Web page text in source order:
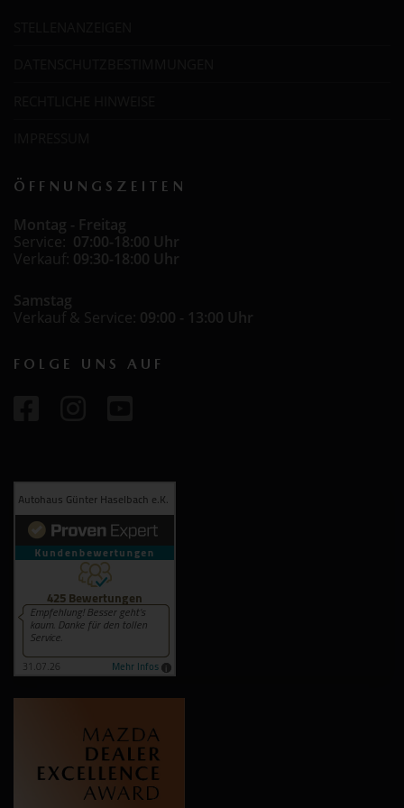
ÖFFNUNGSZEITEN
Montag - Freitag
Service: 07:00-18:00 Uhr
Verkauf: 09:30-18:00 Uhr
Samstag
Verkauf & Service: 09:00 - 13:00 Uhr
FOLGE UNS AUF